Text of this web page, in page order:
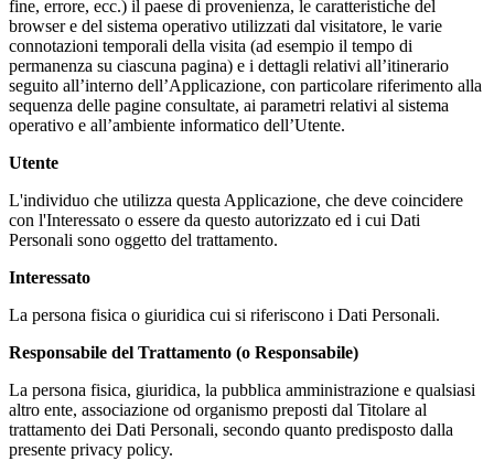
fine, errore, ecc.) il paese di provenienza, le caratteristiche del
browser e del sistema operativo utilizzati dal visitatore, le varie
connotazioni temporali della visita (ad esempio il tempo di
permanenza su ciascuna pagina) e i dettagli relativi all’itinerario
seguito all’interno dell’Applicazione, con particolare riferimento alla
sequenza delle pagine consultate, ai parametri relativi al sistema
operativo e all’ambiente informatico dell’Utente.
Utente
L'individuo che utilizza questa Applicazione, che deve coincidere
con l'Interessato o essere da questo autorizzato ed i cui Dati
Personali sono oggetto del trattamento.
Interessato
La persona fisica o giuridica cui si riferiscono i Dati Personali.
Responsabile del Trattamento (o Responsabile)
La persona fisica, giuridica, la pubblica amministrazione e qualsiasi
altro ente, associazione od organismo preposti dal Titolare al
trattamento dei Dati Personali, secondo quanto predisposto dalla
presente privacy policy.